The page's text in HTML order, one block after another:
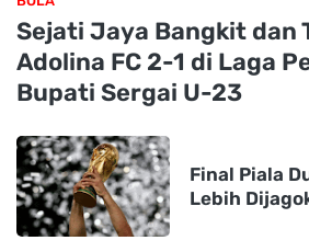
Sejati Jaya Bangkit dan
Adolina FC 2-1 di Laga
Bupati Sergai U-23
Final Piala
Lebih